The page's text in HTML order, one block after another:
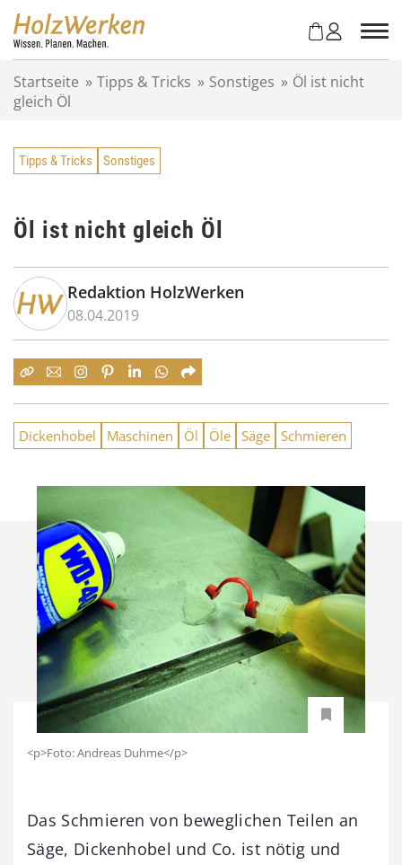
Startseite » Tipps & Tricks » Sonstiges » Öl ist nicht
gleich Öl
Tipps & Tricks Sonstiges
Öl ist nicht gleich Öl
Redaktion HolzWerken
08.04.2019
Dickenhobel Maschinen Öl Öle Säge Schmieren
<p>Foto: Andreas Duhme</p>
Das Schmieren von beweglichen Teilen an
Säge, Dickenhobel und Co. ist nötig und